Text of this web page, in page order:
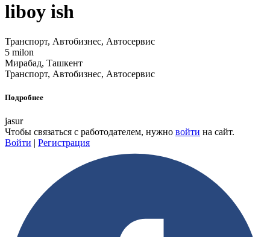
liboy ish
Транспорт, Автобизнес, Автосервис
5 milon
Мирабад, Ташкент
Транспорт, Автобизнес, Автосервис
Подробнее
jasur
Чтобы связаться с работодателем, нужно войти на сайт.
Войти | Регистрация